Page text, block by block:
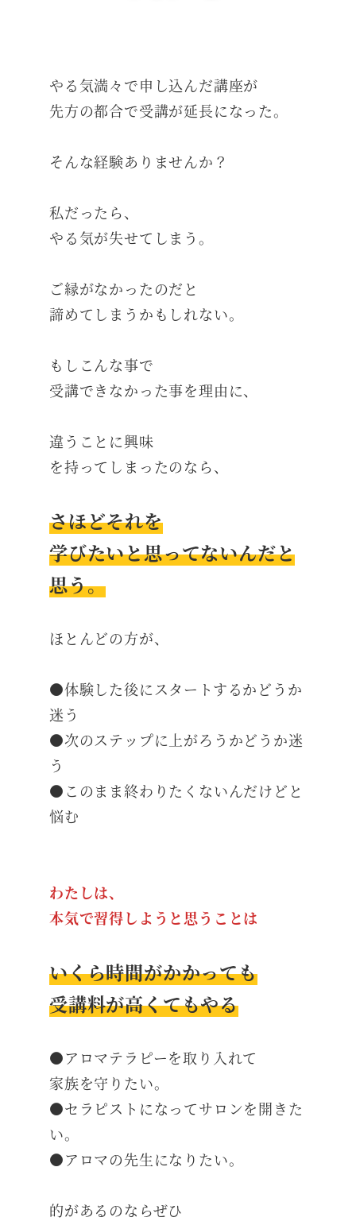
やる気満々で申し込んだ講座が
先方の都合で受講が延長になった。
そんな経験ありませんか？
私だったら、
やる気が失せてしまう。
ご縁がなかったのだと
諦めてしまうかもしれない。
もしこんな事で
受講できなかった事を理由に、
違うことに興味
を持ってしまったのなら、
さほどそれを
学びたいと思ってないんだと
思う。
ほとんどの方が、
●体験した後にスタートするかどうか
迷う
●次のステップに上がろうかどうか迷
う
●このまま終わりたくないんだけどと
悩む
わたしは、
本気で習得しようと思うことは
いくら時間がかかっても
受講料が高くてもやる
●アロマテラピーを取り入れて
家族を守りたい。
●セラピストになってサロンを開きた
い。
●アロマの先生になりたい。
的があるのならぜひ